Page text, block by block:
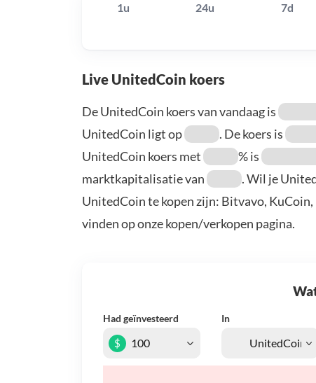
1u 24u 7d
Live UnitedCoin koers
De UnitedCoin koers van vandaag is
UnitedCoin ligt op
. De koers is
UnitedCoin koers met
% is
marktkapitalisatie van
. Wil je
UnitedCoin te kopen zijn: Bitvavo,
vinden op onze kopen/verkopen pagina.
Had geïnvesteerd In
$